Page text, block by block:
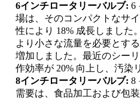
6インチロータリーバルブ: 6
場は、そのコンパクトなサ
性により 18% 成長しました
より小さな流量を必要とす
増加しました。最近のシー
作効率が 20% 向上し、汚染
8インチロータリーバルブ: 8
需要は、食品加工および包